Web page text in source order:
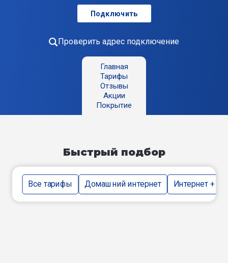
Подключить
Проверить адрес подключение
Главная
Тарифы
Отзывы
Акции
Покрытие
Быстрый подбор
Все тарифы Домашний интернет Интернет + тв